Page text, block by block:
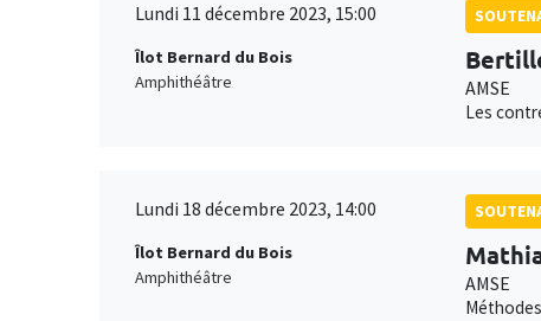
Lundi 11 décembre 2023, 15:00
Îlot Bernard du Bois
Amphithéâtre
AMSE
Les
Lundi 18 décembre 2023, 14:00
Îlot Bernard du Bois
Amphithéâtre
AMSE